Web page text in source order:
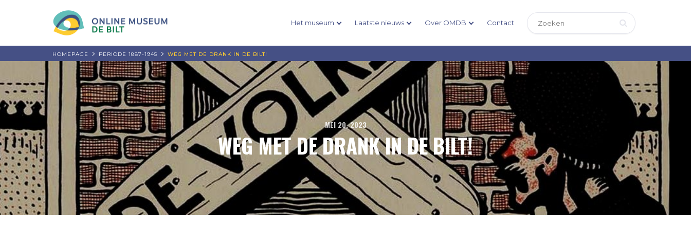
Het museum Laatste nieuws Over OMDB Contact
HOMEPAGE PERIODE 1887-1945 WEG MET DE DRANK IN DE BILT!
MEI 20, 2023
WEG MET DE DRANK IN DE BILT!